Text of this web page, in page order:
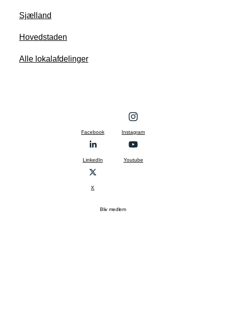
Sjælland
Hovedstaden
Alle lokalafdelinger
Facebook Instagram
LinkedIn Youtube
X
Bliv medlem